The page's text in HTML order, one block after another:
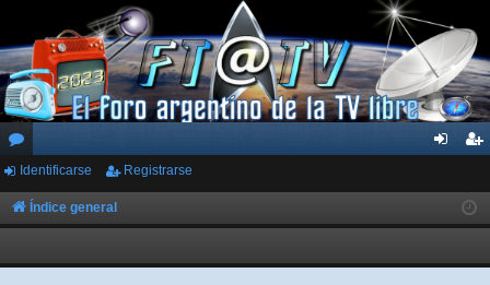
or
os
ar
ist
rs
Identificarse Registrarse
Índice general